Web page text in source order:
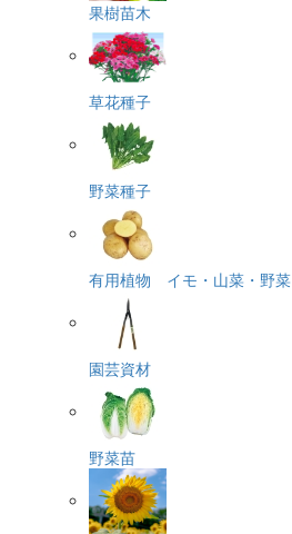
果樹苗木
草花種子
野菜種子
有用植物 イモ・山菜・野菜
園芸資材
野菜苗